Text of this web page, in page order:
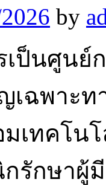
by
เป็นศูน
เฉพาะท
เทคโน
รักษาผู้